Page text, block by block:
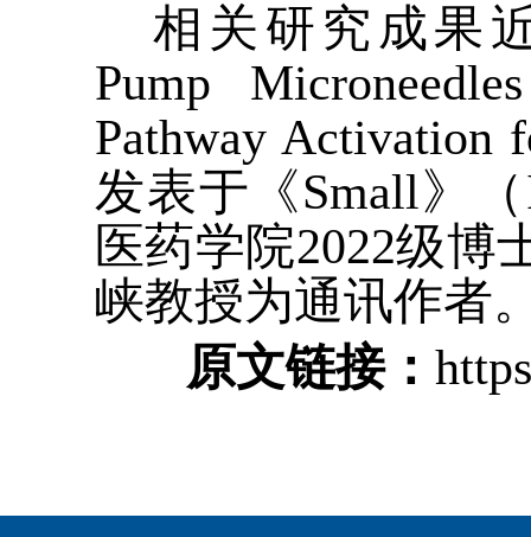
相关研究成果
Pump
Pathway Activation
发表于《Small》（
医药学院2022级博
峡教授为通讯作者
原文链接：